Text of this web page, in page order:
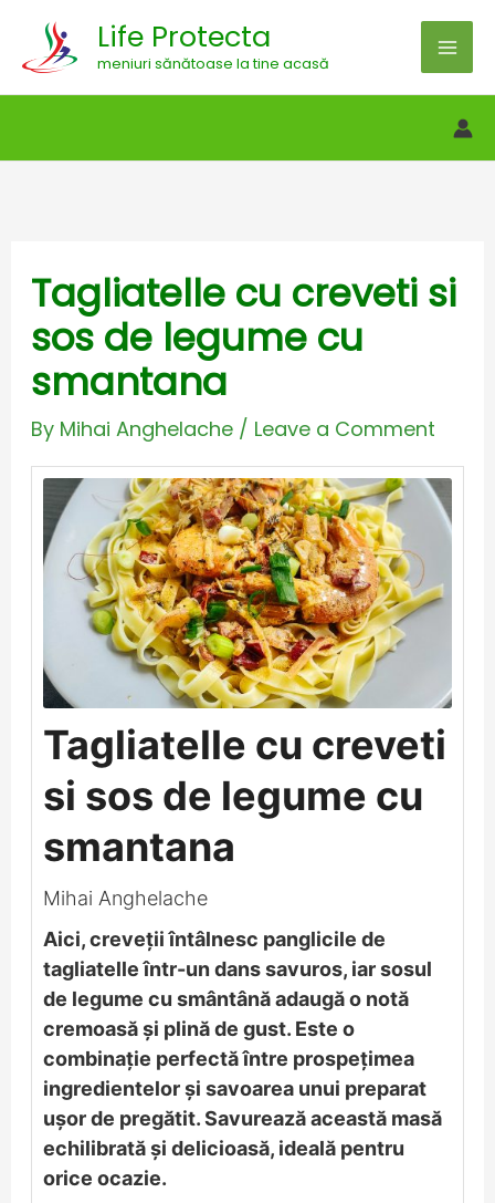
content
Life Protecta
meniuri sănătoase la tine acasă
Tagliatelle cu creveti si
sos de legume cu
smantana
By Mihai Anghelache / Leave a Comment
Tagliatelle cu creveti
si sos de legume cu
smantana
Mihai Anghelache
Aici, creveții întâlnesc panglicile de
tagliatelle într-un dans savuros, iar sosul
de legume cu smântână adaugă o notă
cremoasă și plină de gust. Este o
combinație perfectă între prospețimea
ingredientelor și savoarea unui preparat
ușor de pregătit. Savurează această masă
echilibrată și delicioasă, ideală pentru
orice ocazie.